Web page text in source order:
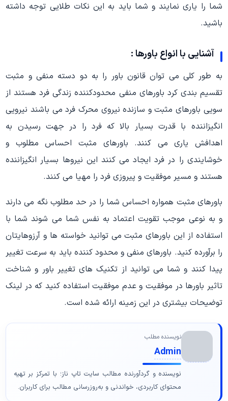
شما را یاری نمایند و شما باید به این نکات طلایی توجه داشته
باشید.
آشنایی با انواع باورها :
به طور کلی می توان قانون باور را به دو دسته منفی و مثبت
تقسیم بندی کرد باورهای منفی محدودکننده زندگی فرد هستند از
سویی باورهای مثبت و سازنده نیروی محرک فرد می باشند نیرویی
انگیزاننده با قدرت بسیار بالا که فرد را در جهت رسیدن به
اهدافش یاری می کنند. باورهای مثبت احساس مطلوب و
خوشایندی را در فرد ایجاد می کنند این نیروها بسیار انگیزاننده
هستند و مسیر موفقیت و پیروزی فرد را مهیا می کنند.
باورهای مثبت همواره احساس شما را در حد مطلوب نگه می دارند
و به نوعی موجب تقویت اعتماد به نفس شما می شوند شما با
استفاده از این باورهای مثبت می توانید خواسته ها و آرزوهایتان
را برآورده کنید. باورهای منفی و محدود کننده باید به سرعت تغییر
پیدا کنند و شما می توانید از تکنیک های تغییر باور و شناخت
تاثیر باورها در موفقیت و عدم موفقیت استفاده کنید که در لینک
توضیحات بیشتری در این زمینه ارائه شده است.
نویسنده مطلب
Admin
نویسنده و گردآورنده مطالب سایت تاپ ناز؛ با تمرکز بر تهیه
محتوای کاربردی، خواندنی و به‌روزرسانی مطالب برای کاربران.